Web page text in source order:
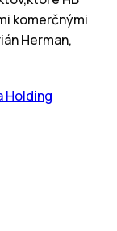
komerčnými
Herman,
Holding